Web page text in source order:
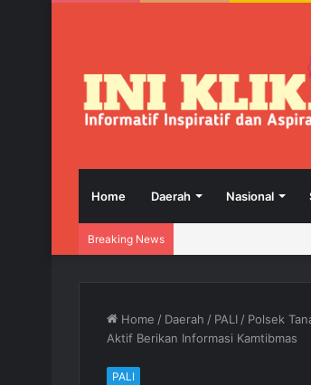
Home Daerah Nasional
Breaking News
Home / Daerah / PALI / Polsek
Aktif Berikan Informasi Kamtibmas
PALI